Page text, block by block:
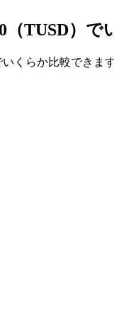
（TUSD）で
いくらか比較できま